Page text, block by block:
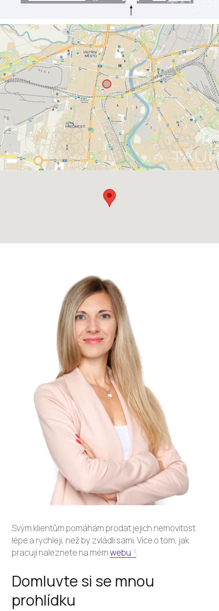
Svým klientům pomáhám prodat jejich nemovitost
lépe a rychleji, než by zvládli sami. Více o tom, jak
pracuji naleznete na mémwebu .
Domluvte si se mnou
prohlídku